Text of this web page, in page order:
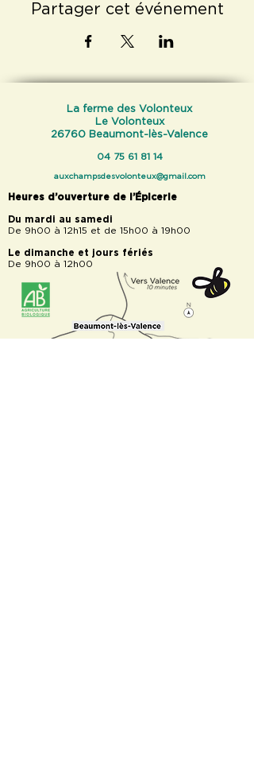
Partager cet événement
La ferme des Volonteux
Le Volonteux
26760 Beaumont-lès-Valence
04 75 61 81 14
auxchampsdesvolonteux@gmail.com
Heures d’ouverture de l’Épicerie
Du mardi au samedi
De 9h00 à 12h15 et de 15h00 à 19h00
Le dimanche et jours fériés
De 9h00 à 12h00